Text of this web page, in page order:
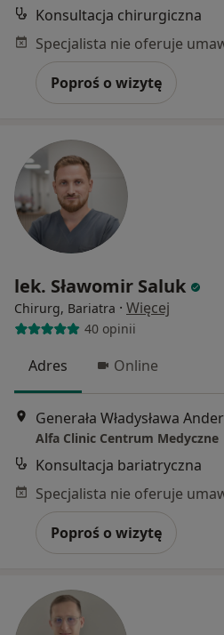
Konsultacja chirurgiczna
Poproś o wizytę
lek. Sławomir Saluk
Chirurg, Bariatra · Więcej
40 opinii
Adres Online
Generała Władysława
Alfa Clinic Centrum Medyczne
Konsultacja bariatryczna
Poproś o wizytę